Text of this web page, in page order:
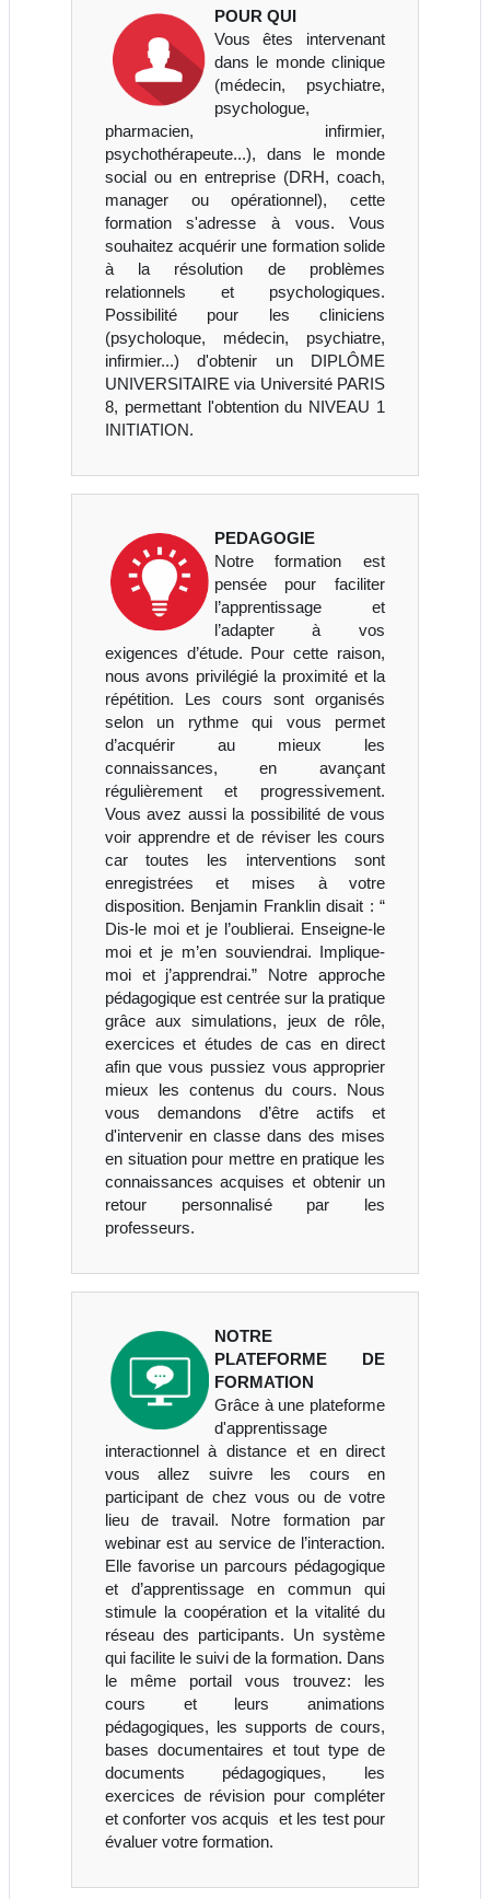
POUR QUI
Vous êtes intervenant
dans le monde clinique
(médecin, psychiatre,
psychologue,
pharmacien, infirmier,
psychothérapeute...), dans le monde
social ou en entreprise (DRH, coach,
manager ou opérationnel), cette
formation s'adresse à vous. Vous
souhaitez acquérir une formation solide
à la résolution de problèmes
relationnels et psychologiques.
Possibilité pour les cliniciens
(psycholoque, médecin, psychiatre,
infirmier...) d'obtenir un DIPLÔME
UNIVERSITAIRE via Université PARIS
8, permettant l'obtention du NIVEAU 1
INITIATION.
PEDAGOGIE
Notre formation est
pensée pour faciliter
l’apprentissage et
l’adapter à vos
exigences d’étude. Pour cette raison,
nous avons privilégié la proximité et la
répétition. Les cours sont organisés
selon un rythme qui vous permet
d’acquérir au mieux les
connaissances, en avançant
régulièrement et progressivement.
Vous avez aussi la possibilité de vous
voir apprendre et de réviser les cours
car toutes les interventions sont
enregistrées et mises à votre
disposition. Benjamin Franklin disait : “
Dis-le moi et je l’oublierai. Enseigne-le
moi et je m’en souviendrai. Implique-
moi et j’apprendrai.” Notre approche
pédagogique est centrée sur la pratique
grâce aux simulations, jeux de rôle,
exercices et études de cas en direct
afin que vous pussiez vous approprier
mieux les contenus du cours. Nous
vous demandons d’être actifs et
d'intervenir en classe dans des mises
en situation pour mettre en pratique les
connaissances acquises et obtenir un
retour personnalisé par les
professeurs.
NOTRE
PLATEFORME DE
FORMATION
Grâce à une plateforme
d'apprentissage
interactionnel à distance et en direct
vous allez suivre les cours en
participant de chez vous ou de votre
lieu de travail. Notre formation par
webinar est au service de l’interaction.
Elle favorise un parcours pédagogique
et d’apprentissage en commun qui
stimule la coopération et la vitalité du
réseau des participants. Un système
qui facilite le suivi de la formation. Dans
le même portail vous trouvez: les
cours et leurs animations
pédagogiques, les supports de cours,
bases documentaires et tout type de
documents pédagogiques, les
exercices de révision pour compléter
et conforter vos acquis et les test pour
évaluer votre formation.